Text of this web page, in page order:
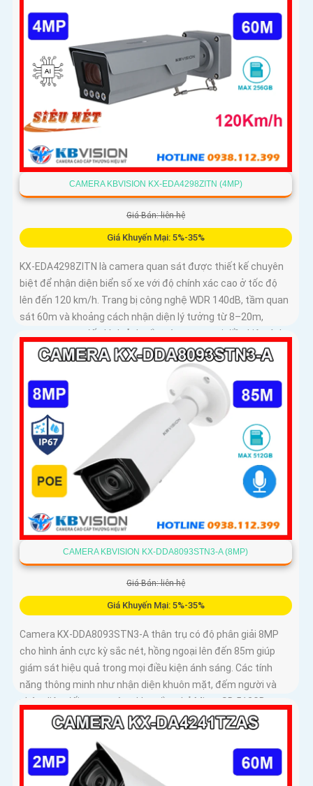
CAMERA KBVISION KX-EDA4298ZITN (4MP)
Giá Bán: liên hệ
Giá Khuyến Mại: 5%-35%
KX-EDA4298ZITN là camera quan sát được thiết kế chuyên
biệt để nhận diện biển số xe với độ chính xác cao ở tốc độ
lên đến 120 km/h. Trang bị công nghệ WDR 140dB, tầm quan
sát 60m và khoảng cách nhận diện lý tưởng từ 8–20m,
camera mang đến hình ảnh sắc nét trong mọi điều kiện ánh
sáng
CAMERA KBVISION KX-DDA8093STN3-A (8MP)
Giá Bán: liên hệ
Giá Khuyến Mại: 5%-35%
Camera KX-DDA8093STN3-A thân trụ có độ phân giải 8MP
cho hình ảnh cực kỳ sắc nét, hồng ngoại lên đến 85m giúp
giám sát hiệu quả trong mọi điều kiện ánh sáng. Các tính
năng thông minh như nhận diện khuôn mặt, đếm người và
nhận diện đối tượng cùng khe cắm thẻ Micro SD 512GB
mang lại sự tiện lợi tối đa được bảo vệ với chuẩn IP67, IK10